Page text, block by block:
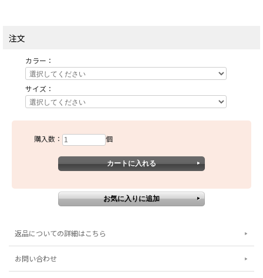
注文
カラー：
サイズ：
購入数： 個
返品についての詳細はこちら
お問い合わせ